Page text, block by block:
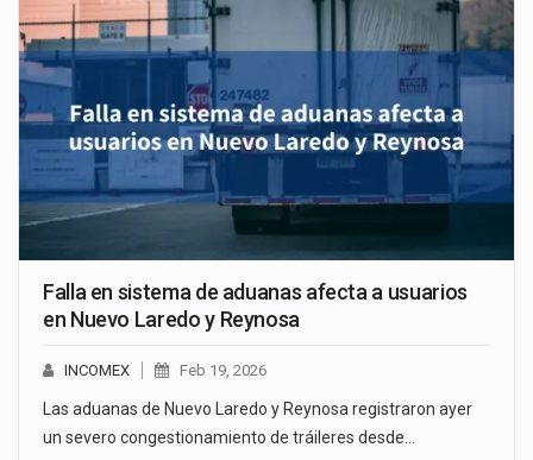
Falla en sistema de aduanas afecta a usuarios
en Nuevo Laredo y Reynosa
INCOMEX Feb 19, 2026
Las aduanas de Nuevo Laredo y Reynosa registraron ayer
un severo congestionamiento de tráileres desde…